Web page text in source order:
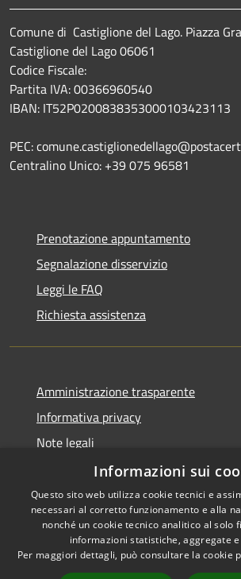
Comune di Castiglione del Lago. Piazza
Castiglione del Lago 06061
Codice Fiscale:
Partita IVA: 00366960540
IBAN: IT52P0200838353000103423113
PEC:
Centralino Unico: +39 075 96581
Prenotazione appuntamento
Segnalazione disservizio
Leggi le FAQ
Richiesta assistenza
Amministrazione trasparente
Informativa privacy
Note legali
Dichiarazione di accessibilità
RSS
Accessibilità
Informazioni sui
Questo sito web utilizza cookie tecnici e
necessari al corretto funzionamento e alla
nonché un cookie tecnico analitico al solo
informazioni statistiche, aggregate
Per maggiori dettagli, può consultare la cookie